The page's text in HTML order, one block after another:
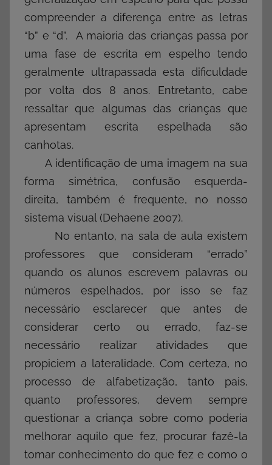
compreender a diferença entre as letras
“b” e “d”. A maioria das crianças passa por
uma fase de escrita em espelho tendo
geralmente ultrapassada esta dificuldade
por volta dos 8 anos. Entretanto, cabe
ressaltar que algumas das crianças que
apresentam escrita espelhada são
canhotas.
A identificação de uma imagem na sua
forma simétrica, confusão esquerda-
direita, também é frequente, no nosso
sistema visual (Dehaene 2007).
No entanto, na sala de aula existem
professores que consideram “errado”
quando os alunos escrevem palavras ou
números espelhados, por isso se faz
necessário esclarecer que antes de
considerar certo ou errado, faz-se
necessário realizar atividades que
propiciem a lateralidade. Com certeza, no
processo de alfabetização, tanto pais,
quanto professores, devem sempre
questionar a criança sobre como poderia
melhorar aquilo que fez, procurar fazê-la
tomar conhecimento do que fez e como o